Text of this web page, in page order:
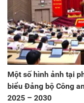
Một số hình ảnh tại
biểu Đảng bộ Công
2025 – 2030